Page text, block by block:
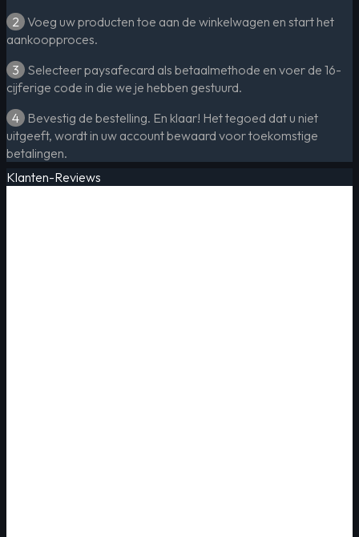
2 Voeg uw producten toe aan de winkelwagen en start het
aankoopproces.
3 Selecteer paysafecard als betaalmethode en voer de 16-
cijferige code in die we je hebben gestuurd.
4 Bevestig de bestelling. En klaar! Het tegoed dat u niet
uitgeeft, wordt in uw account bewaard voor toekomstige
betalingen.
Klanten-Reviews